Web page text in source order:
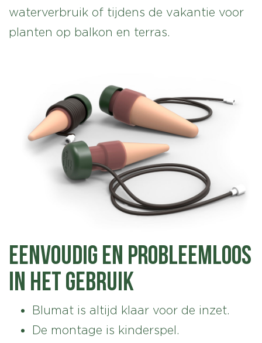
waterverbruik of tijdens de vakantie voor
planten op balkon en terras.
Eenvoudig en probleemloos
in het gebruik
Blumat is altijd klaar voor de inzet.
De montage is kinderspel.